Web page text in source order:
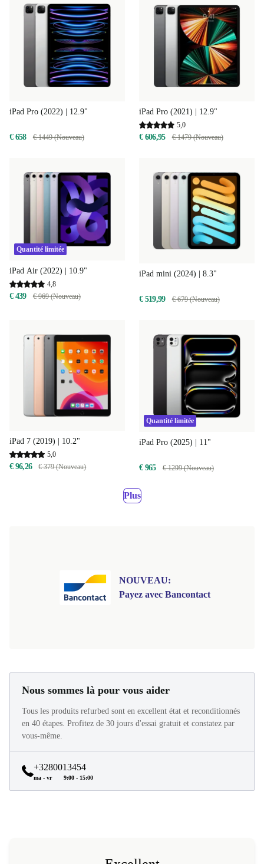
iPad Pro (2022) | 12.9"
€ 658 € 1449 (Nouveau)
iPad Pro (2021) | 12.9"
5,0
€ 606,95 € 1479 (Nouveau)
Quantité limitée
iPad Air (2022) | 10.9"
4,8
€ 439 € 969 (Nouveau)
iPad mini (2024) | 8.3"
€ 519,99 € 679 (Nouveau)
iPad 7 (2019) | 10.2"
5,0
€ 96,26 € 379 (Nouveau)
Quantité limitée
iPad Pro (2025) | 11"
€ 965 € 1299 (Nouveau)
Plus
NOUVEAU:
Payez avec Bancontact
Nous sommes là pour vous aider
Tous les produits refurbed sont en excellent état et reconditionnés
en 40 étapes. Profitez de 30 jours d'essai gratuit et constatez par
vous-même.
+3280013454
ma - vr 9:00 - 15:00